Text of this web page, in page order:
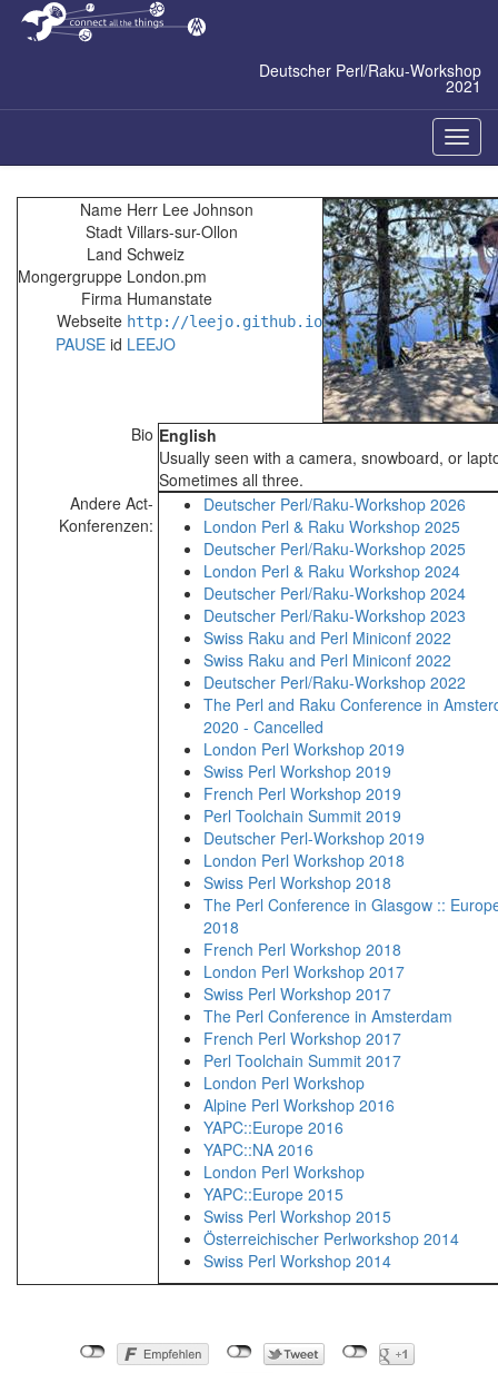
Zum
Inhalt
Deutscher Perl/Raku-Workshop
2021
ein-/
Name Herr Lee Johnson
Stadt Villars-sur-Ollon
Land Schweiz
Mongergruppe London.pm
Firma Humanstate
Webseite http://leejo.github.io
PAUSE id LEEJO
Bio English
Usually seen with a camera, snowboard, or
Sometimes all three.
Andere Act-
Konferenzen:
Deutscher Perl/Raku-Workshop 2026
London Perl & Raku Workshop 2025
Deutscher Perl/Raku-Workshop 2025
London Perl & Raku Workshop 2024
Deutscher Perl/Raku-Workshop 2024
Deutscher Perl/Raku-Workshop 2023
Swiss Raku and Perl Miniconf 2022
Swiss Raku and Perl Miniconf 2022
Deutscher Perl/Raku-Workshop 2022
The Perl and Raku Conference in
2020 - Cancelled
London Perl Workshop 2019
Swiss Perl Workshop 2019
French Perl Workshop 2019
Perl Toolchain Summit 2019
Deutscher Perl-Workshop 2019
London Perl Workshop 2018
Swiss Perl Workshop 2018
The Perl Conference in Glasgow ::
2018
French Perl Workshop 2018
London Perl Workshop 2017
Swiss Perl Workshop 2017
The Perl Conference in Amsterdam
French Perl Workshop 2017
Perl Toolchain Summit 2017
London Perl Workshop
Alpine Perl Workshop 2016
YAPC::Europe 2016
YAPC::NA 2016
London Perl Workshop
YAPC::Europe 2015
Swiss Perl Workshop 2015
Österreichischer Perlworkshop 2014
Swiss Perl Workshop 2014